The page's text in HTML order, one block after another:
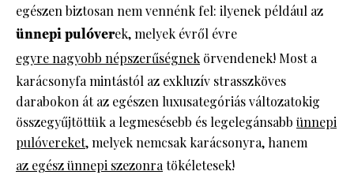
egészen biztosan nem vennénk fel: ilyenek például az
ünnepi pulóverek, melyek évről évre
egyre nagyobb népszerűségnek örvendenek! Most a
karácsonyfa mintástól az exkluzív strasszköves
darabokon át az egészen luxusategóriás változatokig
összegyűjtöttük a legmesésebb és legelegánsabb ünnepi
pulóvereket, melyek nemcsak karácsonyra, hanem
az egész ünnepi szezonratökéletesek!